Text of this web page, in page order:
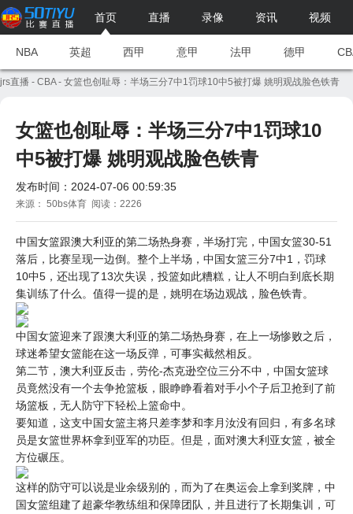
首页 直播 录像 资讯 视频
NBA 英超 西甲 意甲 法甲 德甲
jrs直播 - CBA- 女篮也创耻辱：半场三分7中1罚球10中5被打爆 姚明观战脸色铁青
女篮也创耻辱：半场三分7中1罚球10
中5被打爆 姚明观战脸色铁青
发布时间：2024-07-06 00:59:35
来源： 50bs体育 阅读：2226
中国女篮跟澳大利亚的第二场热身赛，半场打完，中国女篮30-51
落后，比赛呈现一边倒。整个上半场，中国女篮三分7中1，罚球
10中5，还出现了13次失误，投篮如此糟糕，让人不明白到底长期
集训练了什么。值得一提的是，姚明在场边观战，脸色铁青。
中国女篮迎来了跟澳大利亚的第二场热身赛，在上一场惨败之后，
球迷希望女篮能在这一场反弹，可事实截然相反。
第二节，澳大利亚反击，劳伦-杰克逊空位三分不中，中国女篮球
员竟然没有一个去争抢篮板，眼睁睁看着对手小个子后卫抢到了前
场篮板，无人防守下轻松上篮命中。
要知道，这支中国女篮主将只差李梦和李月汝没有回归，有多名球
员是女篮世界杯拿到亚军的功臣。但是，面对澳大利亚女篮，被全
方位碾压。
这样的防守可以说是业余级别的，而为了在奥运会上拿到奖牌，中
国女篮组建了超豪华教练组和保障团队，并且进行了长期集训，可